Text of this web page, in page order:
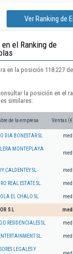
Ver Ranking de
en el Ranking de
en la posición 118.227
la posición en el
similares:
de la empresa Ventas
DIA BONESTAR SL
MONTEPLAYA
CALDENTEY SL
REAL ESTATE SL.
EL CHALO SL
S L
RESIDENCIALES SL
SL.
LEGALES Y